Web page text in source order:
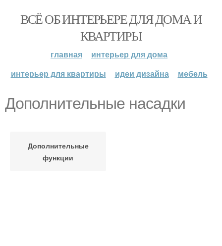
ВСЁ ОБ ИНТЕРЬЕРЕ ДЛЯ ДОМА И
КВАРТИРЫ
главная
интерьер для дома
интерьер для квартиры
идеи дизайна мебель
Дополнительные насадки
Дополнительные
функции